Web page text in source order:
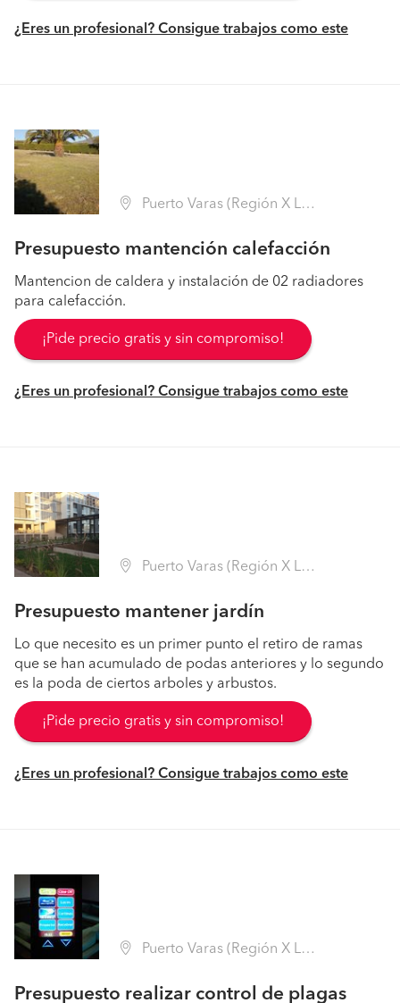
¿Eres un profesional? Consigue trabajos como este
Puerto Varas (Región X Los Lagos - Llanquihue)
Presupuesto mantención calefacción
Mantencion de caldera y instalación de 02 radiadores
para calefacción.
¡Pide precio gratis y sin compromiso!
¿Eres un profesional? Consigue trabajos como este
Puerto Varas (Región X Los Lagos - Llanquihue)
Presupuesto mantener jardín
Lo que necesito es un primer punto el retiro de ramas
que se han acumulado de podas anteriores y lo segundo
es la poda de ciertos arboles y arbustos.
¡Pide precio gratis y sin compromiso!
¿Eres un profesional? Consigue trabajos como este
Puerto Varas (Región X Los Lagos - Llanquihue)
Presupuesto realizar control de plagas